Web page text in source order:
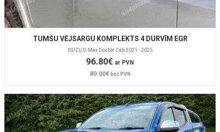
TUMŠU VĒJSARGU KOMPLEKTS 4 DURVĪM EGR
ISUZU D-Max Double Cab 2021 - 2025
96.80€ ar PVN
80.00€ bez PVN